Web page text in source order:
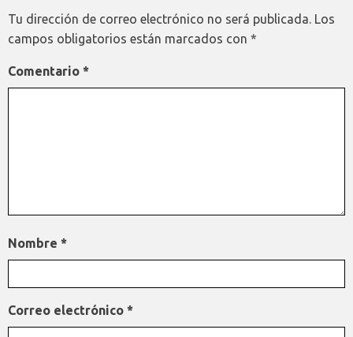
Tu dirección de correo electrónico no será publicada. Los
campos obligatorios están marcados con *
Comentario *
Nombre *
Correo electrónico *